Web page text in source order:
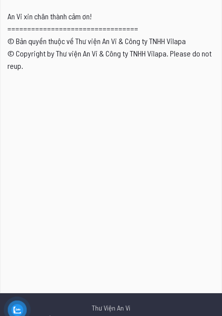
An Vi xin chân thành cảm ơn!
=================================
© Bản quyền thuộc về Thư viện An Vi & Công ty TNHH Vilapa
© Copyright by Thư viện An Vi & Công ty TNHH Vilapa. Please do not
reup.
Thư Viện An Vi